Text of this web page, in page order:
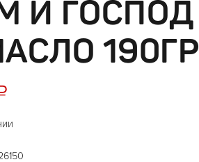
И
190ГР